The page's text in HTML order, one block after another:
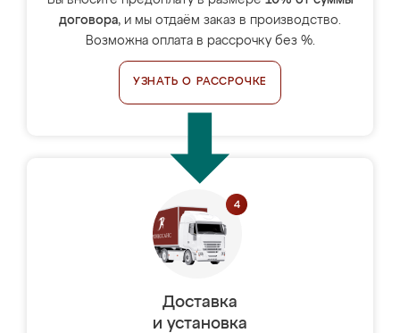
договора, и мы отдаём заказ в производство.
Возможна оплата в рассрочку без %.
УЗНАТЬ О РАССРОЧКЕ
Доставка
и установка